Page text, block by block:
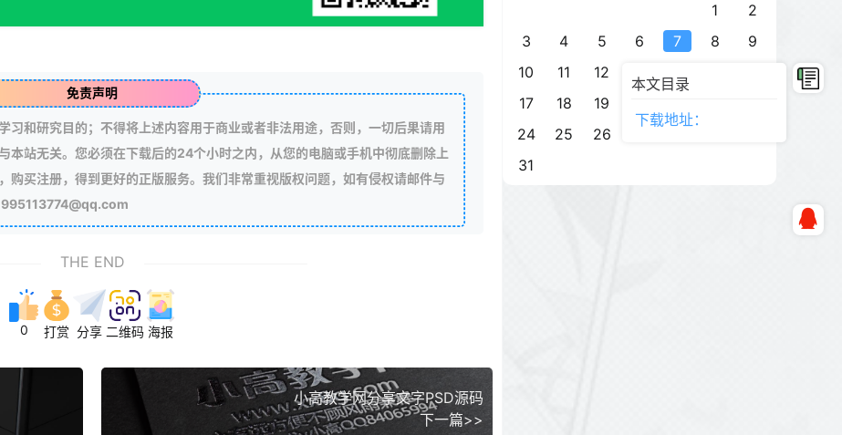
本文目录
下载地址：
免责声明
习和研究目的；不得将上述内容用于商业或者非法用途，否则，一切后果请用
本站无关。您必须在下载后的24个小时之内，从您的电脑或手机中彻底删除上
购买注册，得到更好的正版服务。我们非常重视版权问题，如有侵权请邮件与
THE END
0 打赏 分享 二维码 海报
小高教学网分享文字PSD源码
下一篇>>
1
2
3
4 5 6 7 8
9
10
11 12 13
17
18 19
24
25 26
31